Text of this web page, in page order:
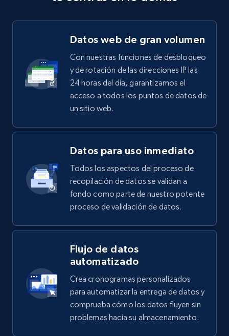
Datos web de gran volumen
Con nuestras funciones de desbloqueo
y de rotación de las direcciones IP las
24 horas del día, garantizamos el
acceso a todos los puntos de datos de
un sitio web.
Datos para uso inmediato
Todos los aspectos del proceso de
recopilación de datos se validan a
fondo como parte de nuestro potente
proceso de validación de datos.
Flujo de datos
automatizado
Crea cronogramas personalizados
para automatizar la entrega de datos y
comprueba cómo los datos fluyen sin
problemas hacia su almacenamiento.